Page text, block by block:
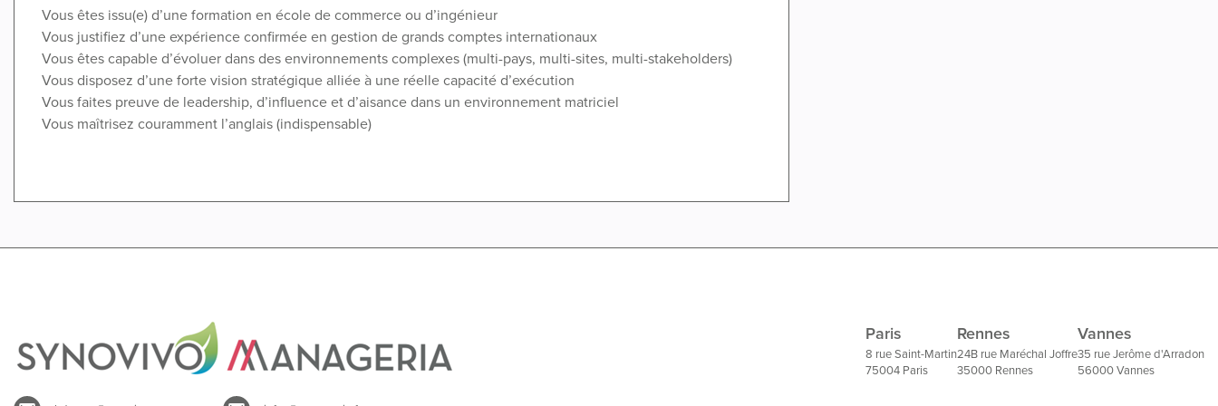
Vous êtes issu(e) d’une formation en école de commerce ou d’ingénieur
Vous justifiez d’une expérience confirmée en gestion de grands comptes internationaux
Vous êtes capable d’évoluer dans des environnements complexes (multi-pays, multi-sites, multi-stakeholders)
Vous disposez d’une forte vision stratégique alliée à une réelle capacité d’exécution
Vous faites preuve de leadership, d’influence et d’aisance dans un environnement matriciel
Vous maîtrisez couramment l’anglais (indispensable)
Paris
8 rue Saint-Martin
75004 Paris
Rennes
24B rue Maréchal Joffre
35000 Rennes
Vannes
35 rue Jerôme d'Arradon
56000 Vannes